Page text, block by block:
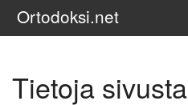
Ortodoksi.net
Haku
Tietoja sivusta